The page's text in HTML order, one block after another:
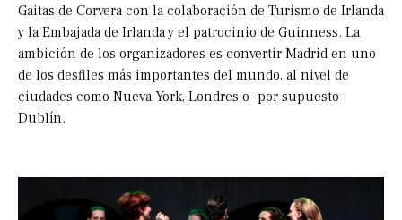
Gaitas de Corvera con la colaboración de Turismo de Irlanda
y la Embajada de Irlanda y el patrocinio de Guinness. La
ambición de los organizadores es convertir Madrid en uno
de los desfiles más importantes del mundo, al nivel de
ciudades como Nueva York, Londres o -por supuesto-
Dublín.